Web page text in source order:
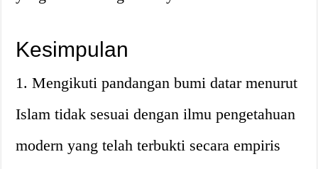
Kesimpulan
1. Mengikuti pandangan bumi datar menurut
Islam tidak sesuai dengan ilmu pengetahuan
modern yang telah terbukti secara empiris